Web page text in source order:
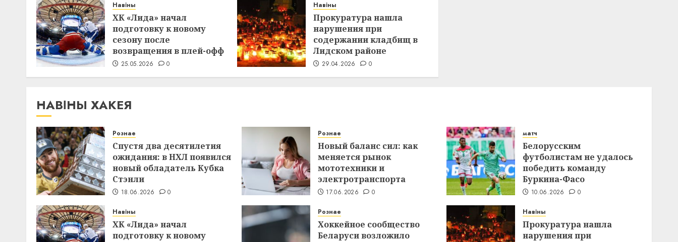
Навіны
ХК «Лида» начал
подготовку к новому
сезону после
возвращения в плей-офф
25.05.2026 0
Навіны
Прокуратура нашла
нарушения при
содержании кладбищ в
Лидском районе
29.04.2026 0
НАВІНЫ ХАКЕЯ
Рознае
Спустя два десятилетия
ожидания: в НХЛ появился
новый обладатель Кубка
Стэнли
18.06.2026 0
Рознае
Новый баланс сил: как
меняется рынок
мототехники и
электротранспорта
17.06.2026 0
матч
Белорусским
футболистам не удалось
победить команду
Буркина-Фасо
10.06.2026 0
Навіны
ХК «Лида» начал
подготовку к новому
Рознае
Хоккейное сообщество
Беларуси возложило
Навіны
Прокуратура нашла
нарушения при